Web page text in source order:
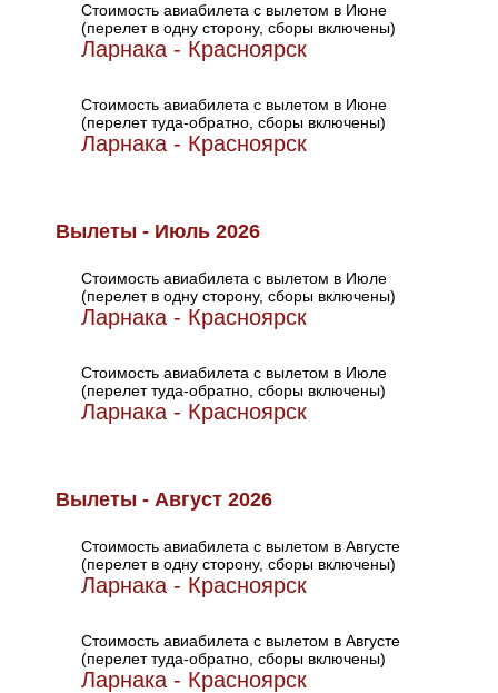
Стоимость авиабилета с вылетом в Июне
(перелет в одну сторону, сборы включены)
Ларнака - Красноярск
Стоимость авиабилета с вылетом в Июне
(перелет туда-обратно, сборы включены)
Ларнака - Красноярск
Вылеты - Июль 2026
Стоимость авиабилета с вылетом в Июле
(перелет в одну сторону, сборы включены)
Ларнака - Красноярск
Стоимость авиабилета с вылетом в Июле
(перелет туда-обратно, сборы включены)
Ларнака - Красноярск
Вылеты - Август 2026
Стоимость авиабилета с вылетом в Августе
(перелет в одну сторону, сборы включены)
Ларнака - Красноярск
Стоимость авиабилета с вылетом в Августе
(перелет туда-обратно, сборы включены)
Ларнака - Красноярск